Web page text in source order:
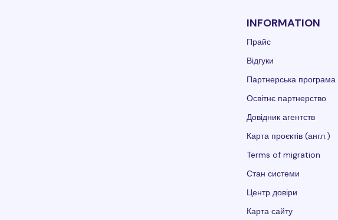
INFORMATION
Прайс
Відгуки
Партнерська програма
Освітнє партнерство
Довідник агентств
Карта проєктів (англ.)
Terms of migration
Стан системи
Центр довіри
Карта сайту